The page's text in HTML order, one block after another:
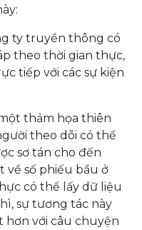
ty truyền thông có
theo thời gian thực,
tiếp với các sự kiện
thảm họa thiên
theo dõi có thể
sơ tán cho đến
về số phiếu bầu ở
có thể lấy dữ liệu
sự tương tác này
hơn với câu chuyện